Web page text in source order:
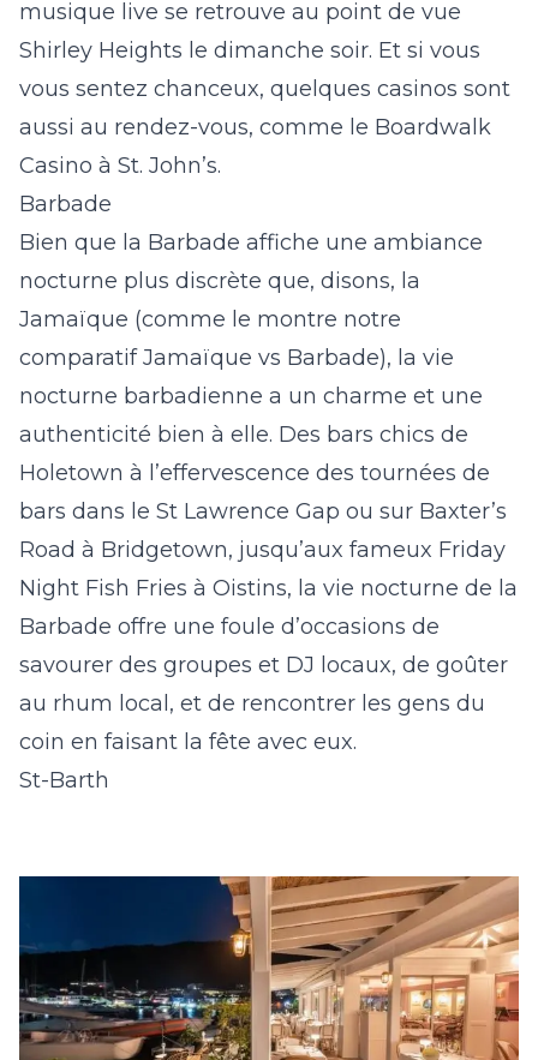
musique live se retrouve au point de vue
Shirley Heights le dimanche soir. Et si vous
vous sentez chanceux, quelques casinos sont
aussi au rendez-vous, comme le Boardwalk
Casino à St. John’s.
Barbade
Bien que la Barbade affiche une ambiance
nocturne plus discrète que, disons, la
Jamaïque (comme le montre notre
comparatifJamaïque vs Barbade), la vie
nocturne barbadienne a un charme et une
authenticité bien à elle. Des bars chics de
Holetown à l’effervescence des tournées de
bars dans le St Lawrence Gap ou sur Baxter’s
Road à Bridgetown, jusqu’aux fameux Friday
Night Fish Fries à Oistins, la vie nocturne de la
Barbade offre une foule d’occasions de
savourer des groupes et DJ locaux, de goûter
au rhum local, et de rencontrer les gens du
coin en faisant la fête avec eux.
St-Barth